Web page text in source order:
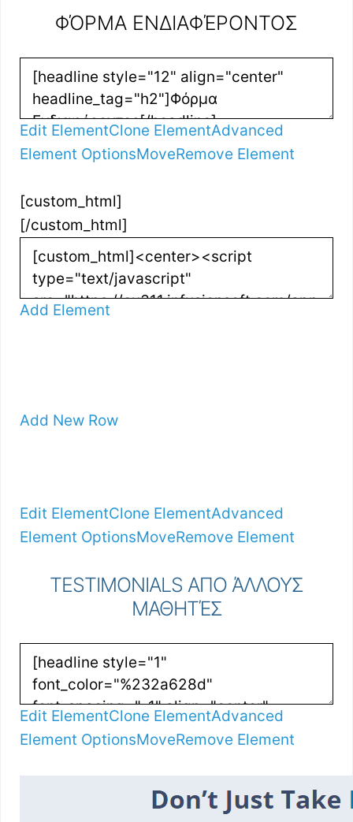
ΦΌΡΜΑ ΕΝΔΙΑΦΈΡΟΝΤΟΣ
Edit ElementClone ElementAdvanced
Element OptionsMoveRemove Element
[custom_html]
[/custom_html]
Add Element
Add New Row
Edit ElementClone ElementAdvanced
Element OptionsMoveRemove Element
TESTIMONIALS ΑΠΟ ΆΛΛΟΥΣ
ΜΑΘΗΤΈΣ
Edit ElementClone ElementAdvanced
Element OptionsMoveRemove Element